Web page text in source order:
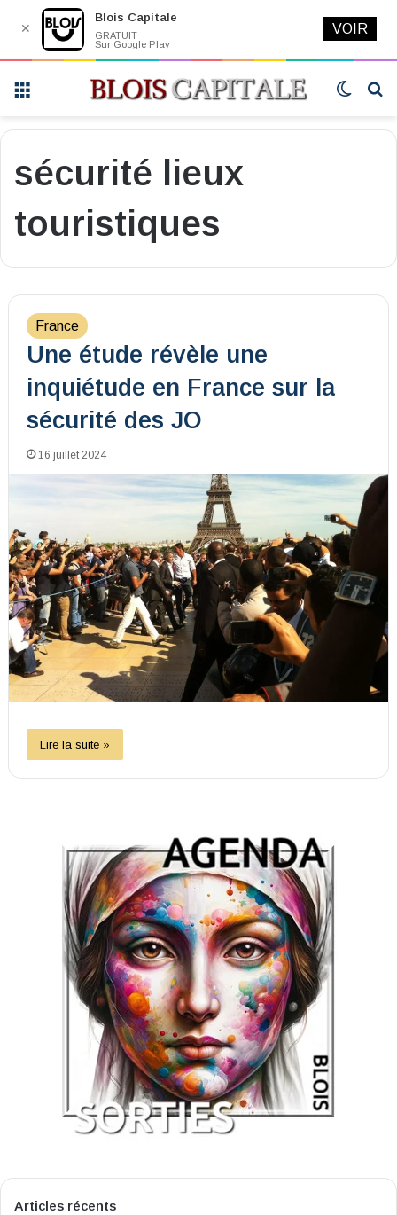
Switch
sécurité lieux
touristiques
France
Une étude révèle une
inquiétude en France sur la
sécurité des JO
16 juillet 2024
Lire la suite »
Articles récents
✕
Blois Capitale
GRATUIT
Sur Google Play
VOIR